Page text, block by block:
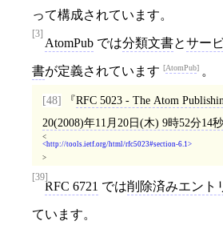
って構成されています。
[3]
AtomPub では分類文書とサー
書が定義されています AtomPub 。
[48] RFC 5023 - The Atom
20(2008)年11月20日(木) 9時52分14秒
<
http://tools.ietf.org/html/rfc5023#section-6.1
>
[39]
RFC 6721 では削除済みエント
ています。